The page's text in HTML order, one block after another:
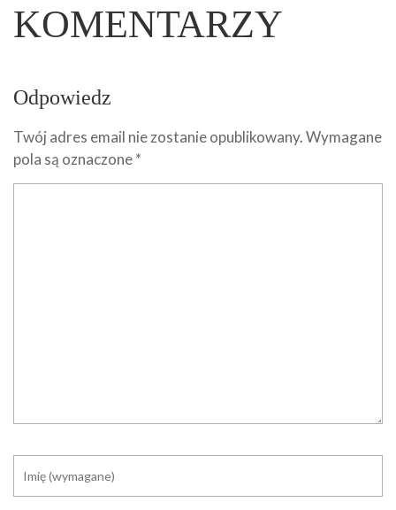
KOMENTARZY
Odpowiedz
Twój adres email nie zostanie opublikowany.Wymagane
pola są oznaczone*